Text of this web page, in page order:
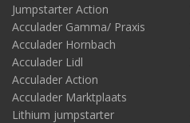
Jumpstarter Action
Acculader Gamma/ Praxis
Acculader Hornbach
Acculader Lidl
Acculader Action
Acculader Marktplaats
Lithium jumpstarter